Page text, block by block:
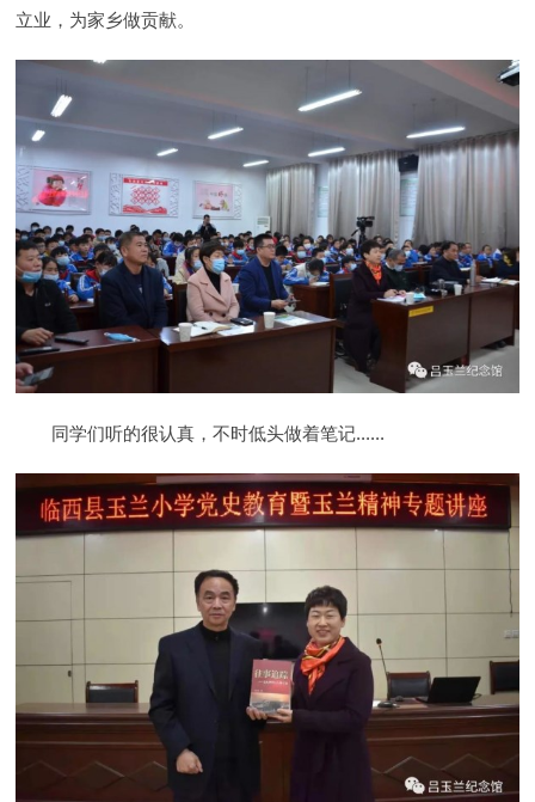
立业，为家乡做贡献。
同学们听的很认真，不时低头做着笔记......